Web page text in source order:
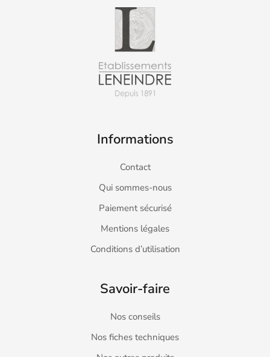
Informations
Contact
Qui sommes-nous
Paiement sécurisé
Mentions légales
Conditions d’utilisation
Savoir-faire
Nos conseils
Nos fiches techniques